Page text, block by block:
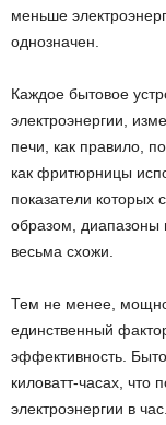
меньше
однозначен.
Каждое бытовое
электроэнергии,
печи, как правило,
как фритюрницы
показатели которых
образом,
весьма схожи.
Тем не менее,
единственный
эффективность.
киловатт-часах, что
электроэнергии в